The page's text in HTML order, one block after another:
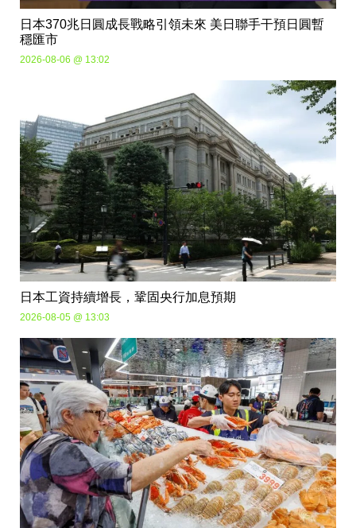
日本370兆日圓成長戰略引領未來 美日聯手干預日圓暫
穩匯市
2026-08-06 @ 13:02
日本工資持續增長，鞏固央行加息預期
2026-08-05 @ 13:03